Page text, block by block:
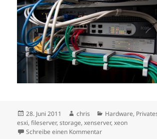
Veröffentlicht
am
28. Juni 2011 Autor
chris Kategorien
Hardware,
esxi,fileserver,storage,xenserver,xeon
Schreibe einen Kommentarzu Hardwarestatus